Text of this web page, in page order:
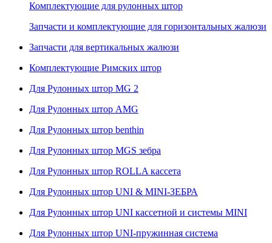
Комплектующие для рулонных штор
Запчасти и комплектующие для горизонтальных жалюзи
Запчасти для вертикальных жалюзи
Комплектующие Римских штор
Для Рулонных штор MG 2
Для Рулонных штор AMG
Для Рулонных штор benthin
Для Рулонных штор MGS зебра
Для Рулонных штор ROLLA кассета
Для Рулонных штор UNI & MINI-ЗЕБРА
Для Рулонных штор UNI кассетной и системы MINI
Для Рулонных штор UNI-пружинная система